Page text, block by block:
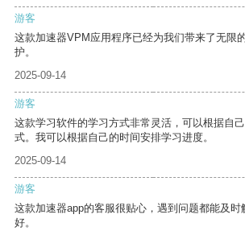
游客
这款加速器VPM应用程序已经为我们带来了无限
护。
2025-09-14
游客
这款学习软件的学习方式非常灵活，可以根据自
式。我可以根据自己的时间安排学习进度。
2025-09-14
游客
这款加速器app的客服很贴心，遇到问题都能及时
好。